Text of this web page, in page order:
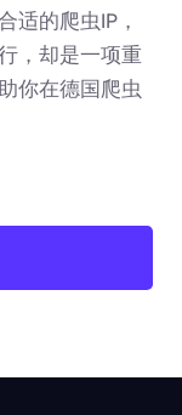
适的爬虫IP，
，却是一项重
你在德国爬虫